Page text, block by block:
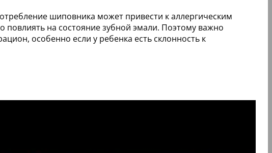
шиповника может привести к аллергическим
повлиять на состояние зубной эмали. Поэтому важно
особенно если у ребенка есть склонность к